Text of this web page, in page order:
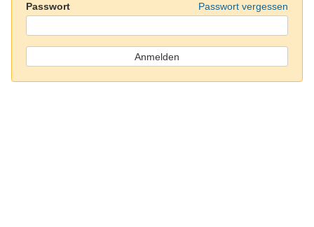
Passwort Passwort vergessen